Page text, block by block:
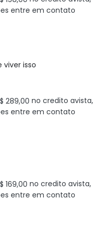
entre em contato
isso
289,00 no credito avista,
entre em contato
169,00 no credito avista,
entre em contato